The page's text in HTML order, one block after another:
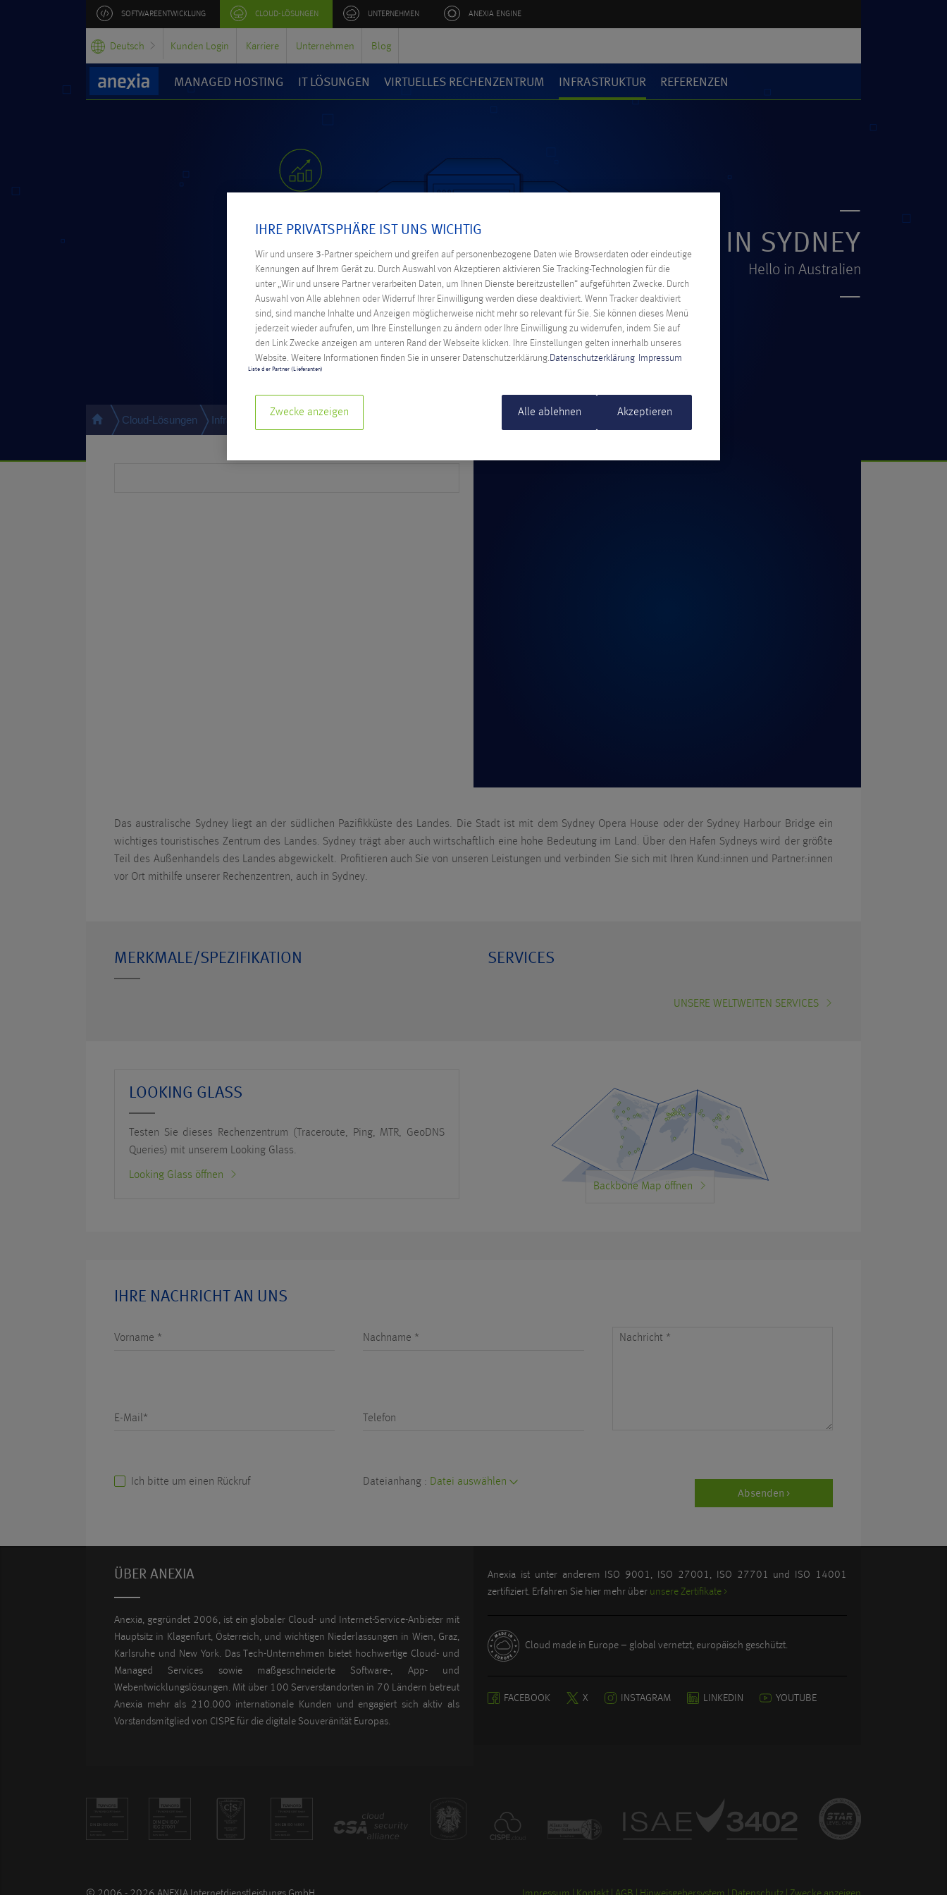
SOFTWAREENTWICKLUNG CLOUD-LÖSUNGEN UNTERNEHMEN ANEXIA ENGINE
Deutsch Kunden Login Karriere Unternehmen Blog
MANAGED HOSTING IT LÖSUNGEN VIRTUELLES RECHENZENTRUM INFRASTRUKTUR REFERENZEN
RECHENZENTRUM IN SYDNEY
Hello in Australien
Cloud-Lösungen Infrastruktur Rechenzentrum Australien
Das australische Sydney liegt an der südlichen Pazifikküste des Landes. Die Stadt ist mit dem Sydney Opera House oder der Sydney Harbour Bridge ein
wichtiges touristisches Zentrum des Landes. Sydney trägt aber auch wirtschaftlich eine hohe Bedeutung im Land. Über den Hafen Sydneys wird der größte
Teil des Außenhandels des Landes abgewickelt. Profitieren auch Sie von unseren Leistungen und verbinden Sie sich mit Ihren Kund:innen und Partner:innen
vor Ort mithilfe unserer Rechenzentren, auch in Sydney.
MERKMALE/SPEZIFIKATION SERVICES
UNSERE WELTWEITEN SERVICES
LOOKING GLASS
Testen Sie dieses Rechenzentrum (Traceroute, Ping, MTR, GeoDNS
Queries) mit unserem Looking Glass.
Looking Glass öffnen
Backbone Map öffnen
IHRE NACHRICHT AN UNS
Vorname *
E-Mail*
Ich bitte um einen Rückruf
Nachname *
Telefon
Dateianhang : Datei auswählen
Nachricht *
Absenden >
ÜBER ANEXIA
Anexia, gegründet 2006, ist ein globaler Cloud- und Internet-Service-Anbieter mit
Hauptsitz in Klagenfurt, Österreich, und wichtigen Niederlassungen in Wien, Graz,
Karlsruhe und New York. Das Tech-Unternehmen bietet hochwertige Cloud- und
Managed Services sowie maßgeschneiderte Software-, App- und
Webentwicklungslösungen. Mit über 100 Serverstandorten in 70 Ländern betreut
Anexia mehr als 210.000 internationale Kunden und engagiert sich aktiv als
Vorstandsmitglied von CISPE für die digitale Souveränität Europas.
Anexia ist unter anderem ISO 9001, ISO 27001, ISO 27701 und ISO 14001
zertifiziert. Erfahren Sie hier mehr über unsere Zertifikate >
Cloud made in Europe – global vernetzt, europäisch geschützt.
FACEBOOK X INSTAGRAM LINKEDIN YOUTUBE
IHRE PRIVATSPHÄRE IST UNS WICHTIG
Wir und unsere 3-Partner speichern und greifen auf personenbezogene Daten wie Browserdaten oder eindeutige
Kennungen auf Ihrem Gerät zu. Durch Auswahl von Akzeptieren aktivieren Sie Tracking-Technologien für die
unter „Wir und unsere Partner verarbeiten Daten, um Ihnen Dienste bereitzustellen“ aufgeführten Zwecke. Durch
Auswahl von Alle ablehnen oder Widerruf Ihrer Einwilligung werden diese deaktiviert. Wenn Tracker deaktiviert
sind, sind manche Inhalte und Anzeigen möglicherweise nicht mehr so relevant für Sie. Sie können dieses Menü
jederzeit wieder aufrufen, um Ihre Einstellungen zu ändern oder Ihre Einwilligung zu widerrufen, indem Sie auf
den Link Zwecke anzeigen am unteren Rand der Webseite klicken. Ihre Einstellungen gelten innerhalb unseres
Website. Weitere Informationen finden Sie in unserer Datenschutzerklärung. Datenschutzerklärung Impressum
Liste der Partner (Lieferanten)
Zwecke anzeigen Alle ablehnen Akzeptieren